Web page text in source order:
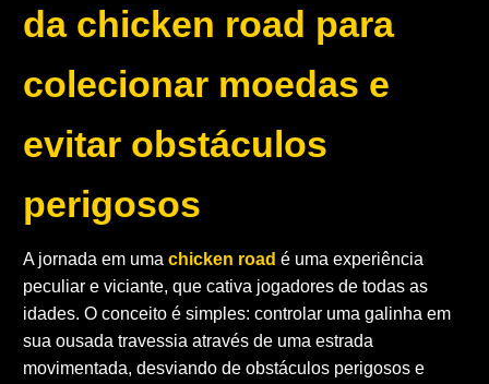
da chicken road para
colecionar moedas e
evitar obstáculos
perigosos
A jornada em uma chicken road é uma experiência
peculiar e viciante, que cativa jogadores de todas as
idades. O conceito é simples: controlar uma galinha em
sua ousada travessia através de uma estrada
movimentada, desviando de obstáculos perigosos e